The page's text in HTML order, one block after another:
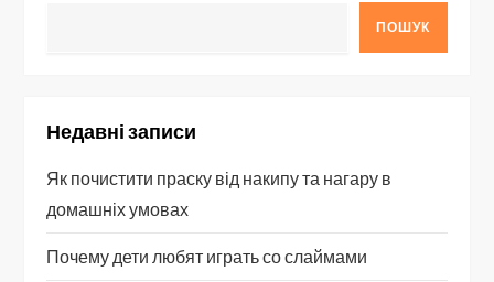
ПОШУК
Недавні записи
Як почистити праску від накипу та нагару в
домашніх умовах
Почему дети любят играть со слаймами